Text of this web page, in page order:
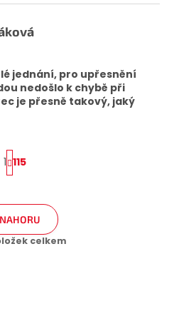
je 5 z 5 hvězdiček.
jednání, pro upřesnění
nedošlo k chybě při
je přesně takový, jaký
O
v
l
á
t
r
á
1 115
celkem
NAHORU